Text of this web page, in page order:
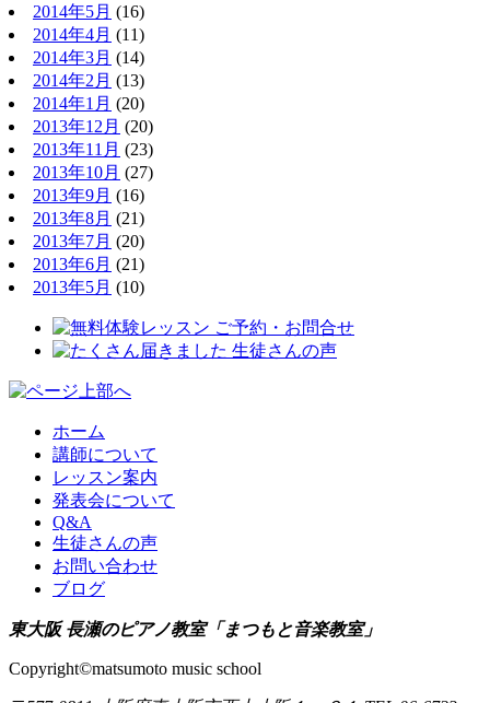
2014年5月 (16)
2014年4月 (11)
2014年3月 (14)
2014年2月 (13)
2014年1月 (20)
2013年12月 (20)
2013年11月 (23)
2013年10月 (27)
2013年9月 (16)
2013年8月 (21)
2013年7月 (20)
2013年6月 (21)
2013年5月 (10)
ホーム
講師について
レッスン案内
発表会について
Q&A
生徒さんの声
お問い合わせ
ブログ
東大阪 長瀬のピアノ教室「まつもと音楽教室」
Copyright©matsumoto music school